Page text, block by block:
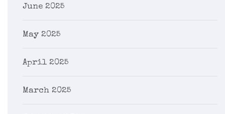
June 2025
May 2025
April 2025
March 2025